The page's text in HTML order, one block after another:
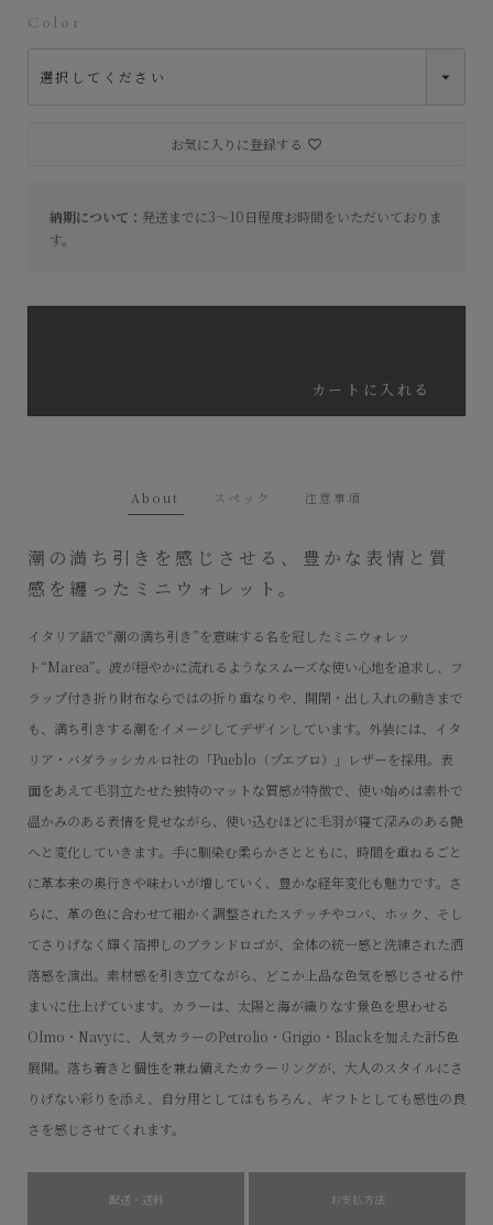
About スペック 注意事項
潮の満ち引きを感じさせる、豊かな表情と質
感を纏ったミニウォレット。
イタリア語で“潮の満ち引き”を意味する名を冠したミニウォレッ
ト“Marea”。波が穏やかに流れるようなスムーズな使い心地を追求し、フ
ラップ付き折り財布ならではの折り重なりや、開閉・出し入れの動きまで
も、満ち引きする潮をイメージしてデザインしています。外装には、イタ
リア・バダラッシカルロ社の「Pueblo（プエブロ）」レザーを採用。表
面をあえて毛羽立たせた独特のマットな質感が特徴で、使い始めは素朴で
温かみのある表情を見せながら、使い込むほどに毛羽が寝て深みのある艶
へと変化していきます。手に馴染む柔らかさとともに、時間を重ねるごと
に革本来の奥行きや味わいが増していく、豊かな経年変化も魅力です。さ
らに、革の色に合わせて細かく調整されたステッチやコバ、ホック、そし
てさりげなく輝く箔押しのブランドロゴが、全体の統一感と洗練された洒
落感を演出。素材感を引き立てながら、どこか上品な色気を感じさせる佇
まいに仕上げています。カラーは、太陽と海が織りなす景色を思わせる
Olmo・Navyに、人気カラーのPetrolio・Grigio・Blackを加えた計5色
展開。落ち着きと個性を兼ね備えたカラーリングが、大人のスタイルにさ
りげない彩りを添え、自分用としてはもちろん、ギフトとしても感性の良
さを感じさせてくれます。
配送・送料 お支払方法
納期について： 発送までに3～10日程度お時間をいただいておりま
す。
Color
お気に入りに登録する
カートに入れる